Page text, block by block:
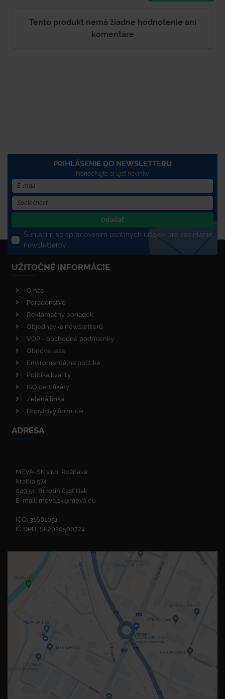
Tento produkt nemá žiadne hodnotenie ani
komentáre
PRIHLÁSENIE DO NEWSLETTERU
Nenechajte si újsť novinky
Odoslať
Súhlasím so spracovaním osobných údajov pre zasielanie
newsletterov
UŽITOČNÉ INFORMÁCIE
O nás
Poradenstvo
Reklamačný poriadok
Objednávka newsletterů
VOP - obchodné podmienky
Obnova lesa
Enviromentálna politika
Politika kvality
ISO certifikáty
Zelená linka
Dopytový formulár
ADRESA
MEVA-SK s.r.o. Rožňava
Krátka 574
049 51, Brzotín časť Bak
E-mail: meva.sk@meva.eu
IČO: 31681051
IČ DPH: SK2020500724